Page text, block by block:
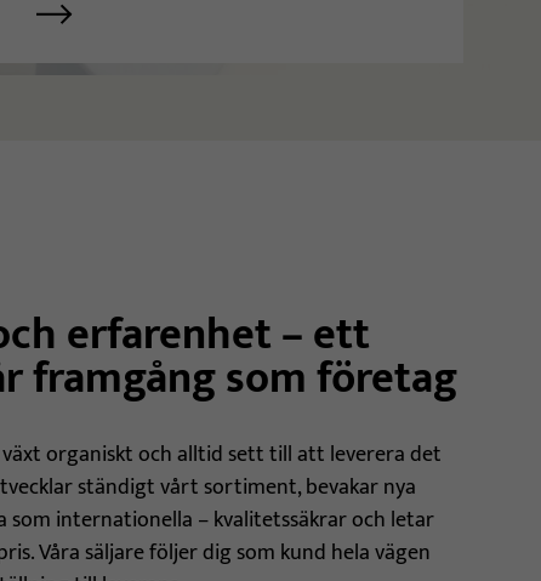
erfarenhet – ett
framgång som företag
organiskt och alltid sett till att leverera det
ständigt vårt sortiment, bevakar nya
som internationella – kvalitetssäkrar och letar
Våra säljare följer dig som kund hela vägen